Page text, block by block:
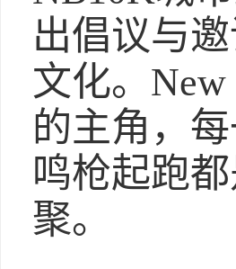
出倡议与
文化。
的主角，
鸣枪起跑
聚。